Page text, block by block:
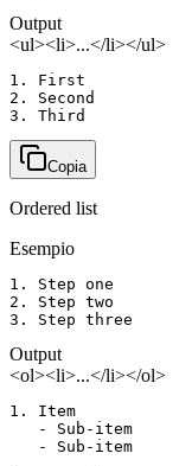
Output
<ul><li>...</li></ul>
1. First
2. Second
3. Third
Copia
Ordered list
Esempio
1. Step one
2. Step two
3. Step three
Output
<ol><li>...</li></ol>
1. Item
   - Sub-item
   - Sub-item